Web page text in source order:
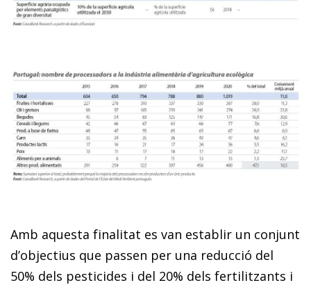
Amb aquesta finalitat es van establir un conjunt
d’objectius que passen per una reducció del
50% dels pesticides i del 20% dels fertilitzants i